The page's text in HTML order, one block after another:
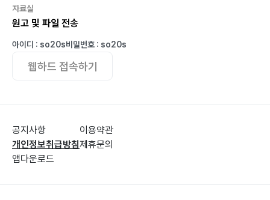
자료실
원고 및 파일 전송
아이디 : so20s비밀번호 : so20s
웹하드 접속하기
공지사항
개인정보취급방침
앱다운로드
이용약관
제휴문의